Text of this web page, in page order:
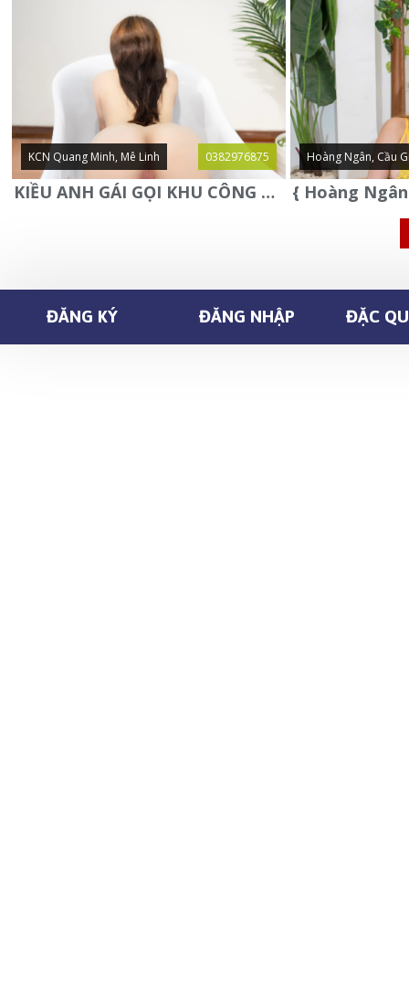
KCN Quang Minh, Mê Linh 0382976875
KIỀU ANH GÁI GỌI KHU CÔNG NGHIỆP QUANG MINH - MÊ LINH
Hoàng Ngân, Cầu
ĐĂNG KÝ ĐĂNG NHẬP ĐẶC